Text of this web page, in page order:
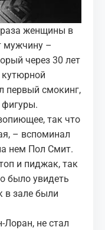
женщины в
мужчину –
через 30 лет
кутюрной
первый смокинг,
так что
– вспоминал
нем Пол Смит.
и пиджак, так
было увидеть
в зале были
Лоран, не стал